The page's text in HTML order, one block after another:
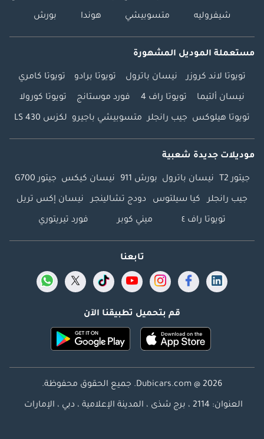
شيفروليه متسوبيشي هوندا بورش
مستعملة الموديل المشهورة
تويوتا لاند كروزر نيسان باترول تويوتا برادو تويوتا كامري
نيسان ألتيما تويوتا راف 4 فورد موستانج تويوتا كورولا
تويوتا هيلوكس جيب رانجلر متسوبيشي باجيرو لكزس LS 430
موديلات جديدة شعبية
جيتور T2 نيسان باترول بورش 911 نيسان كيكس جيتور G700
جيب رانجلر كيا سيلتوس دودج تشالينجر نيسان إكس تريل
تويوتا راف ٤ ميني كوبر فورد تيريتوري
تابعنا
قم بتحميل تطبيقنا الآن
Dubicars.com @ 2026. جميع الحقوق محفوظة.
العنوان: 2114 ، برج شذى ، المدينة الإعلامية ، دبي ، الإمارات